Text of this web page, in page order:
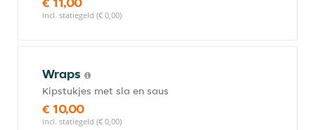
incl. statiegeld (€ 0,00)
Wraps
Kipstukjes met sla en saus
€ 10,00
incl. statiegeld (€ 0,00)